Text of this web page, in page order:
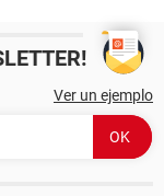
Ver un ejemplo